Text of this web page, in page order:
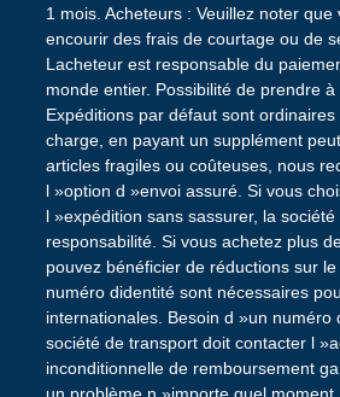
1 mois. Acheteurs : Veuillez noter que
encourir des frais de courtage ou de
Lacheteur est responsable du
monde entier. Possibilité de prendre
Expéditions par défaut sont
charge, en payant un supplément
articles fragiles ou coûteuses, nous
l »option d »envoi assuré. Si vous
l »expédition sans sassurer, la
responsabilité. Si vous achetez plus
pouvez bénéficier de réductions sur
numéro didentité sont nécessaires
internationales. Besoin d »un numéro
société de transport doit contacter l
inconditionnelle de remboursement